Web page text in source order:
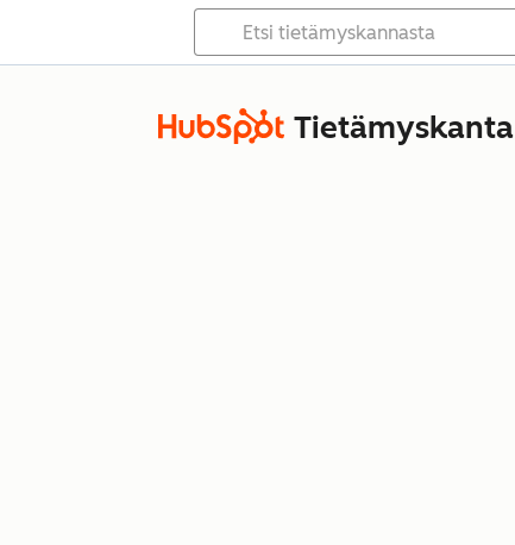
Tietämyskanta